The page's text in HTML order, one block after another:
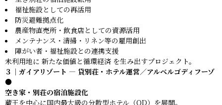
福祉施設としての再活用
防災避難拠点化
農産物直売所・飲食店としての資源活用
メンテナンス・清掃・リネン等の雇用創出
障がい者・福祉施設との連携支援
未利用地に 新たな価値と循環経済 を生み出すプロジェクト。
３｜ガイアリゾート — 貸別荘・ホテル運営／アルベルゴディフーゾ
●
空き家・別荘の宿泊施設化
蔵王を中心に国内最大級の分散型ホテル（OD）を展開。